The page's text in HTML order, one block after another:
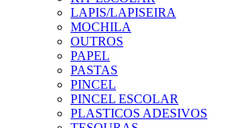
LAPIS/LAPISEIRA
MOCHILA
OUTROS
PAPEL
PASTAS
PINCEL
PINCEL ESCOLAR
PLASTICOS ADESIVOS